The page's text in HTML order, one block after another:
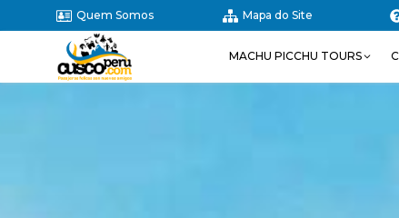
Quem Somos Mapa do Site
MACHU PICCHU TOURS